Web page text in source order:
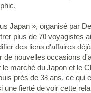
Japan », organisé par
plus de 70 voyagistes
des liens d'affaires
de nouvelles occasions
marché du Japon et le
près de 38 ans, ce qui
une fierté de voir cette